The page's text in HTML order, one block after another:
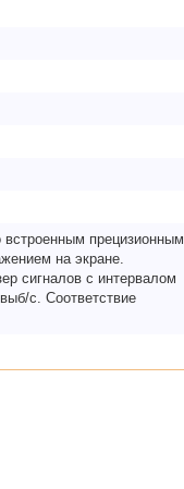
встроенным прецизионным
на экране.
сигналов с интервалом
с. Соответствие